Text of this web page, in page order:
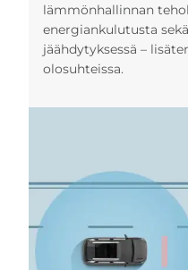
lämmönhallinnan
energiankulutusta
jäähdytyksessä –
olosuhteissa.